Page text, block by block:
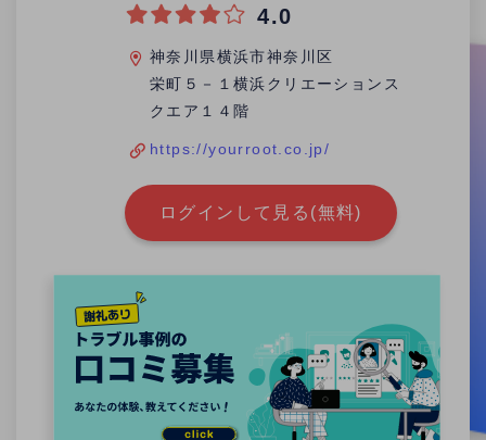
4.0
神奈川県横浜市神奈川区
栄町５－１横浜クリエーションス
クエア１４階
https://yourroot.co.jp/
ログインして見る(無料)